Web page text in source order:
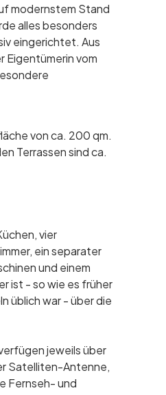
modernstem Stand
alles besonders
eingerichtet. Aus
Eigentümerin vom
von ca. 200 qm.
Terrassen sind ca.
vier
ein separater
und einem
ist - so wie es früher
üblich war - über die
jeweils über
Satelliten-Antenne,
Fernseh- und